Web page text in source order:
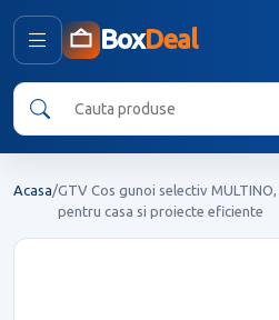
BoxDeal
Acasa/GTV Cos gunoi selectiv
pentru casa si proiecte eficiente